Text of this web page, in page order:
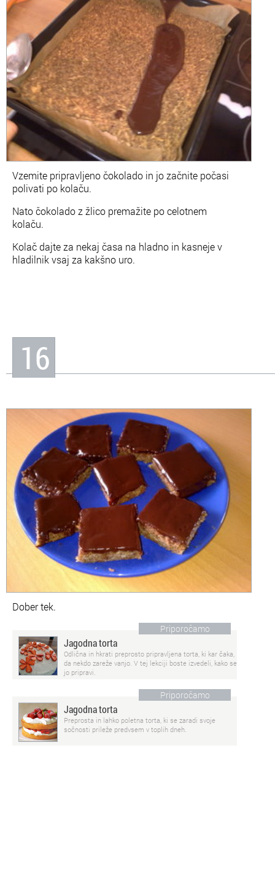
Vzemite pripravljeno čokolado in jo začnite počasi
polivati po kolaču.
Nato čokolado z žlico premažite po celotnem
kolaču.
Kolač dajte za nekaj časa na hladno in kasneje v
hladilnik vsaj za kakšno uro.
16
Dober tek.
Priporočamo
Jagodna torta
Odlična in hkrati preprosto pripravljena torta, ki kar čaka,
da nekdo zareže vanjo. V tej lekciji boste izvedeli, kako se
jo pripravi.
Priporočamo
Jagodna torta
Preprosta in lahko poletna torta, ki se zaradi svoje
sočnosti prileže predvsem v toplih dneh.